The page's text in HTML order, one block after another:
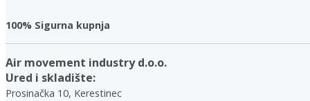
100% Sigurna kupnja
Air movement industry d.o.o.
Ured i skladište:
Prosinačka 10, Kerestinec